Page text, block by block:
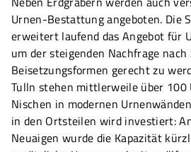
Urnen-Bestattung angeboten. Die
erweitert laufend das Angebot für
um der steigenden Nachfrage
Beisetzungsformen gerecht zu
Tulln stehen mittlerweile über 100
Nischen in modernen
in den Ortsteilen wird investiert:
Neuaigen wurde die Kapazität